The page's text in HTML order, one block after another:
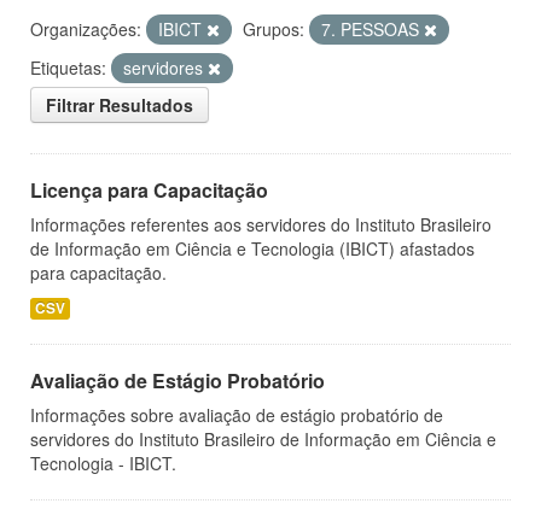
Organizações: IBICT Grupos:
7. PESSOAS
Etiquetas:
servidores
Filtrar Resultados
Licença para Capacitação
Informações referentes aos servidores do Instituto Brasileiro
de Informação em Ciência e Tecnologia (IBICT) afastados
para capacitação.
CSV
Avaliação de Estágio Probatório
Informações sobre avaliação de estágio probatório de
servidores do Instituto Brasileiro de Informação em Ciência e
Tecnologia - IBICT.